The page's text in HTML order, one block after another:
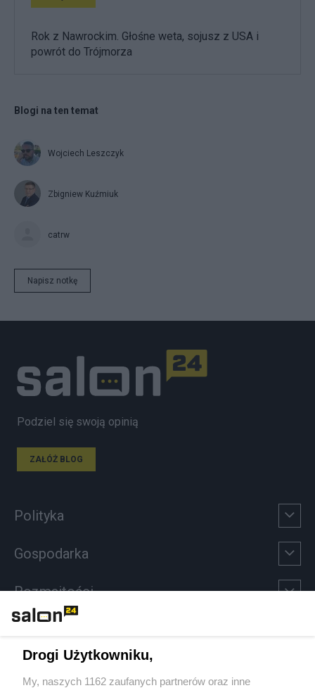
Rok z Nawrockim. Głośne weta, sojusz z USA i
powrót do Trójmorza
Blogi na ten temat
Wojciech Leszczyk
Zbigniew Kuźmiuk
catrw
Napisz notkę
Podziel się swoją opinią
ZAŁÓŻ BLOG
Polityka
Gospodarka
Rozmaitości
Sport
Drogi Użytkowniku,
My, naszych 1162 zaufanych partnerów oraz inne